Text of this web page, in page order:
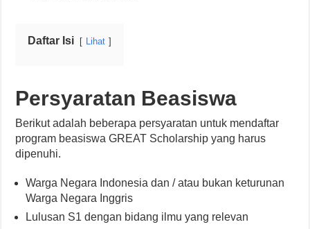
Daftar Isi Lihat
Persyaratan Beasiswa
Berikut adalah beberapa persyaratan untuk mendaftar
program beasiswa GREAT Scholarship yang harus
dipenuhi.
Warga Negara Indonesia dan / atau bukan keturunan
Warga Negara Inggris
Lulusan S1 dengan bidang ilmu yang relevan